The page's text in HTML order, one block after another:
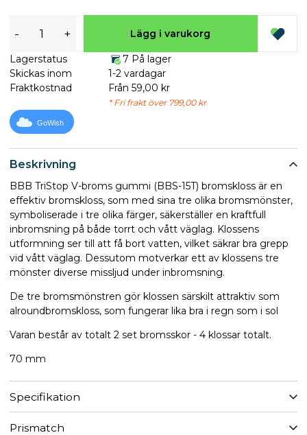
Beskrivning
BBB TriStop V-broms gummi (BBS-15T) bromskloss är en
effektiv bromskloss, som med sina tre olika bromsmönster,
symboliserade i tre olika färger, säkerställer en kraftfull
inbromsning på både torrt och vått väglag. Klossens
utformning ser till att få bort vatten, vilket säkrar bra grepp
vid vått väglag. Dessutom motverkar ett av klossens tre
mönster diverse missljud under inbromsning.
De tre bromsmönstren gör klossen särskilt attraktiv som
alroundbromskloss, som fungerar lika bra i regn som i sol
Varan består av totalt 2 set bromsskor - 4 klossar totalt.
70 mm
Specifikation
Prismatch
- + Lägg i varukorg
Lagerstatus
7 På lager
Skickas inom
1-2 vardagar
Fraktkostnad
Från 59,00 kr
* Fri frakt över 799,00 kr
GoWish